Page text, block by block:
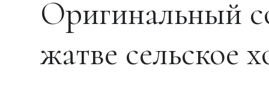
Оригинальный
жатве сельское